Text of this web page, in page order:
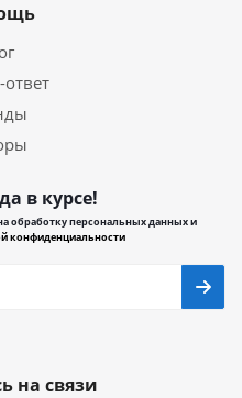
в курсе!
обработку персональных данных и
конфиденциальности
на связи